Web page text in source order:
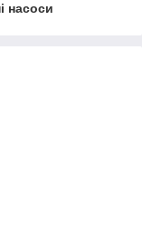
насоси